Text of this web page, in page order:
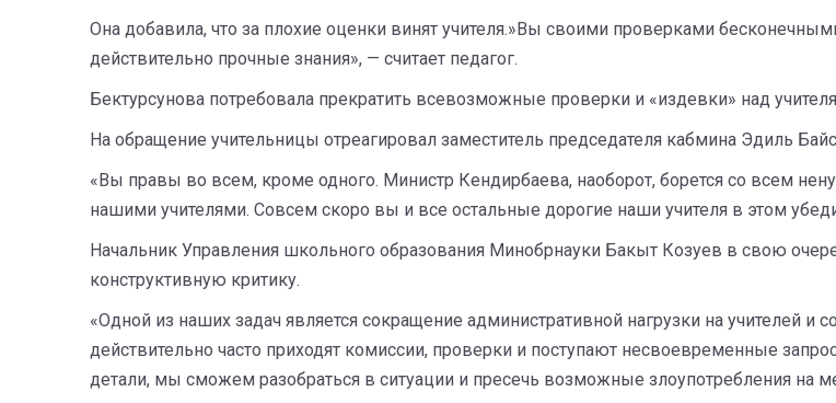
Она добавила, что за плохие оценки винят учителя.»Вы своими проверками
действительно прочные знания», — считает педагог.
Бектурсунова потребовала прекратить всевозможные проверки и «издевки» над
На обращение учительницы отреагировал заместитель председателя кабмина Эдиль
«Вы правы во всем, кроме одного. Министр Кендирбаева, наоборот, борется со всем
нашими учителями. Совсем скоро вы и все остальные дорогие наши учителя в этом
Начальник Управления школьного образования Минобрнауки Бакыт Козуев в свою
конструктивную критику.
«Одной из наших задач является сокращение административной нагрузки на учителей и
действительно часто приходят комиссии, проверки и поступают несвоевременные
детали, мы сможем разобраться в ситуации и пресечь возможные злоупотребления на